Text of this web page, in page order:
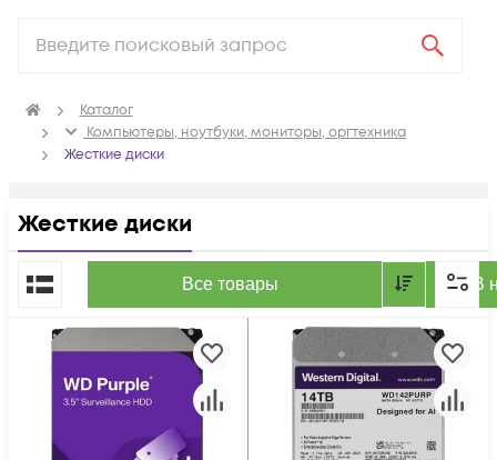
Каталог
Компьютеры, ноутбуки, мониторы, оргтехника
Жесткие диски
Жесткие диски
Все товары В
По популярности